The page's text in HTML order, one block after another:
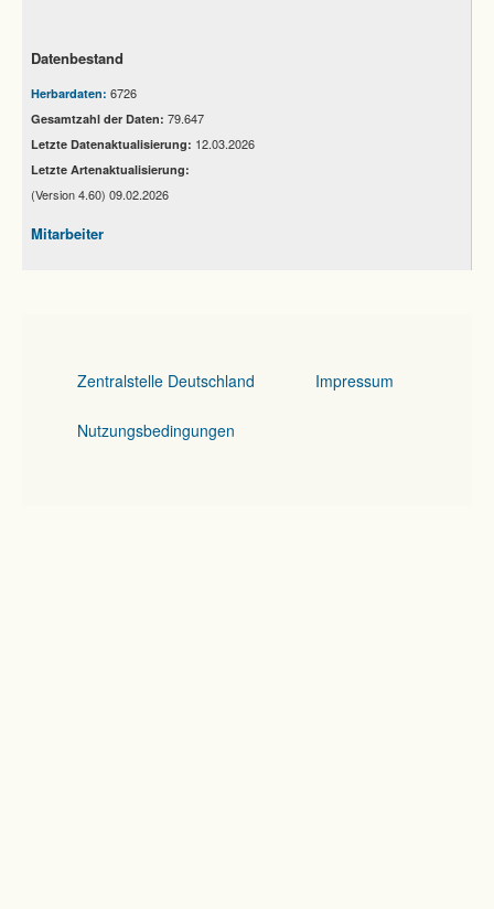
Datenbestand
Herbardaten: 6726
Gesamtzahl der Daten: 79.647
Letzte Datenaktualisierung: 12.03.2026
Letzte Artenaktualisierung:
(Version 4.60) 09.02.2026
Mitarbeiter
Zentralstelle Deutschland Impressum
Nutzungsbedingungen